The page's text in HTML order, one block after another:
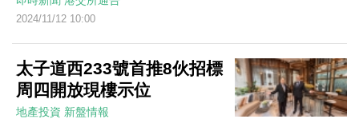
2024/11/12 10:00
太子道西233號首推8伙招標
周四開放現樓示位
地產投資 新盤情報